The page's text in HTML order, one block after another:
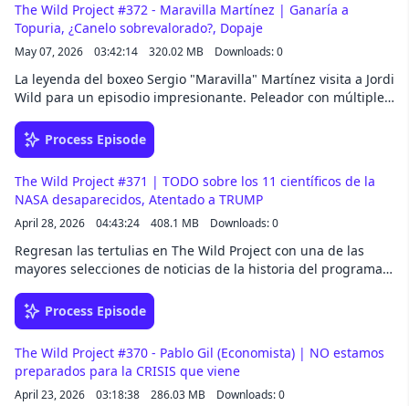
expertos en divulgación científica de España, para explicar
qué está ocurriendo de verdad, qué riesgos reales existen y
hasta qué punto debemos preocuparnos.Un podcast
fundamental para entender el caso sin bulos. ¿Estamos ante
una amenaza seria o se está exagerando todo? No te lo
pierdas.
The Wild Project #372 - Maravilla Martínez | Ganaría a
Topuria, ¿Canelo sobrevalorado?, Dopaje
May 07, 2026 03:42:14 320.02 MB Downloads: 0
La leyenda del boxeo Sergio "Maravilla" Martínez visita a Jordi
Wild para un episodio impresionante. Peleador con múltiples
boxeador del planeta, innumerables peleas míticas, y uno de
los mejores KOs de la historia. Contará como salió de las
pegaban a menudo, hasta vivir en Los Angeles como una
estrella; la soledad del campeón; el dinero que ha ganado...
No te pierdas un podcast brutal.
Process Episode
The Wild Project #371 | TODO sobre los 11 científicos de la
NASA desaparecidos, Atentado a TRUMP
April 28, 2026 04:43:24 408.1 MB Downloads: 0
Regresan las tertulias en The Wild Project con una de las
mayores selecciones de noticias de la historia del programa.
que promete ser el mejor evento de hostias de la historia; el
atentado contra Donald Trump que casi logra su objetivo; 11
o mueren en extrañas circunstancias; Shia LaBeouf,
totalmente fuera de control; atentado en Teotihuacán, donde
un hombre mata a una turista y luego se quita la vida; varios
Process Episode
The Wild Project #370 - Pablo Gil (Economista) | NO estamos
preparados para la CRISIS que viene
April 23, 2026 03:18:38 286.03 MB Downloads: 0